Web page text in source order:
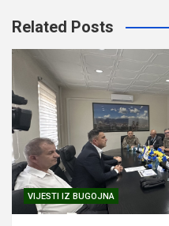
Related Posts
VIJESTI IZ BUGOJNA